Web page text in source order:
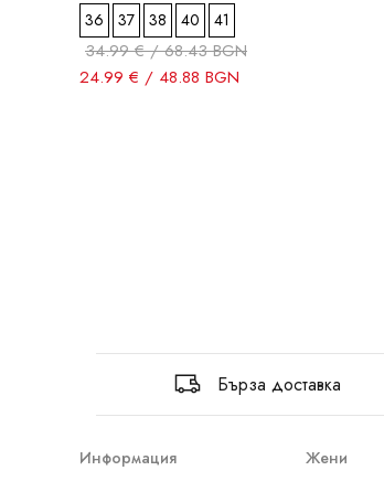
36 37 38 40 41
34.99 € / 68.43 BGN
24.99 € / 48.88 BGN
Бърза доставка
Информация Жени